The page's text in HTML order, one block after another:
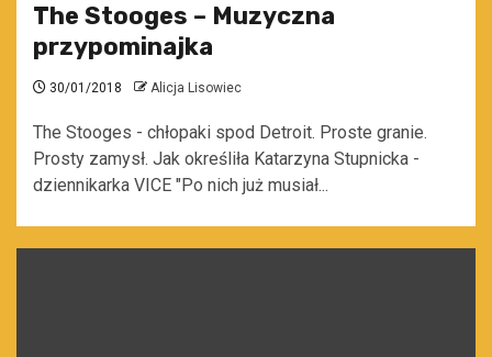
The Stooges – Muzyczna
przypominajka
30/01/2018 Alicja Lisowiec
The Stooges - chłopaki spod Detroit. Proste granie.
Prosty zamysł. Jak określiła Katarzyna Stupnicka -
dziennikarka VICE "Po nich już musiał...